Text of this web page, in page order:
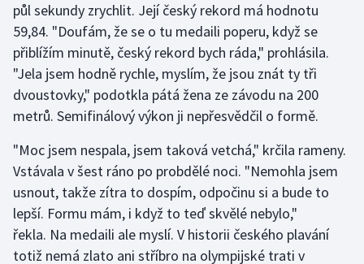
Vodní slalom
Volejbal
Ostatní
půl sekundy zrychlit. Její český rekord má hodnotu
59,84. "Doufám, že se o tu medaili poperu, když se
přiblížím minutě, český rekord bych ráda," prohlásila.
"Jela jsem hodně rychle, myslím, že jsou znát ty tři
dvoustovky," podotkla pátá žena ze závodu na 200
metrů. Semifinálový výkon ji nepřesvědčil o formě.
"Moc jsem nespala, jsem taková vetchá," krčila rameny.
Vstávala v šest ráno po probdělé noci. "Nemohla jsem
usnout, takže zítra to dospím, odpočinu si a bude to
lepší. Formu mám, i když to teď skvělé nebylo,"
řekla. Na medaili ale myslí. V historii českého plavání
totiž nemá zlato ani stříbro na olympijské trati v